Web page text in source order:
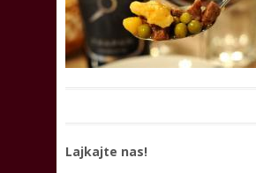
Lajkajte nas!